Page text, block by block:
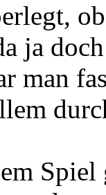
ja
man